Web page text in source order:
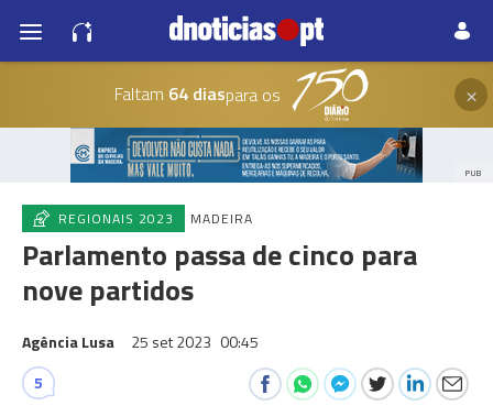
Faltam 64 diaspara os ×
PUB
REGIONAIS 2023 MADEIRA
Parlamento passa de cinco para
nove partidos
Agência Lusa 25 set 2023 00:45
5